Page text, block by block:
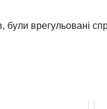
врегульовані